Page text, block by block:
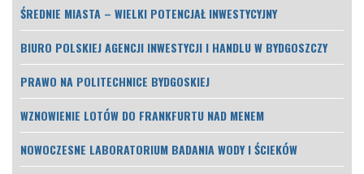
ŚREDNIE MIASTA – WIELKI POTENCJAŁ INWESTYCYJNY
BIURO POLSKIEJ AGENCJI INWESTYCJI I HANDLU W BYDGOSZCZY
PRAWO NA POLITECHNICE BYDGOSKIEJ
WZNOWIENIE LOTÓW DO FRANKFURTU NAD MENEM
NOWOCZESNE LABORATORIUM BADANIA WODY I ŚCIEKÓW